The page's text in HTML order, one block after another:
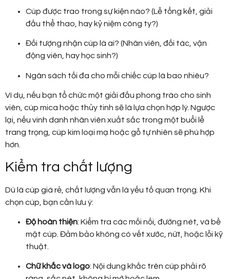
Cúp được trao trong sự kiện nào? (Lễ tổng kết, giải
đấu thể thao, hay kỷ niệm công ty?)
Đối tượng nhận cúp là ai? (Nhân viên, đối tác, vận
động viên, hay học sinh?)
Ngân sách tối đa cho mỗi chiếc cúp là bao nhiêu?
Ví dụ, nếu bạn tổ chức một giải đấu phong trào cho sinh
viên, cúp mica hoặc thủy tinh sẽ là lựa chọn hợp lý. Ngược
lại, nếu vinh danh nhân viên xuất sắc trong một buổi lễ
trang trọng, cúp kim loại mạ hoặc gỗ tự nhiên sẽ phù hợp
hơn.
Kiểm tra chất lượng
Dù là cúp giá rẻ, chất lượng vẫn là yếu tố quan trọng. Khi
chọn cúp, bạn cần lưu ý:
Độ hoàn thiện: Kiểm tra các mối nối, đường nét, và bề
mặt cúp. Đảm bảo không có vết xước, nứt, hoặc lỗi kỹ
thuật.
Chữ khắc và logo: Nội dung khắc trên cúp phải rõ